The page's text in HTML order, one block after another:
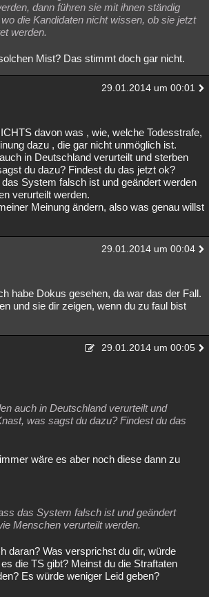
dann führen sie mit ihnen ständig
die Kandidaten nicht wissen, ob sie jetzt
werden.
Mist? Das stimmt doch gar nicht.
29.01.2014 um 00:01
davon was , wie, welche Todesstrafe,
dazu , die gar nicht unmöglich ist.
in Deutschland verurteilt und sterben
du dazu? Findest du das jetzt ok?
System falsch ist und geändert werden
verurteilt werden.
Meinung ändern, also was genau willst
29.01.2014 um 00:04
habe Dokus gesehen, da war das der Fall.
und sie dir zeigen, wenn du zu faul bist
29.01.2014 um 00:05
auch in Deutschland verurteilt und
was sagst du dazu? Findest du das
wäre es aber noch diese dann zu
das System falsch ist und geändert
Menschen verurteilt werden.
daran? Was versprichst du dir, würde
die TS gibt? Meinst du die Straftaten
Es würde weniger Leid geben?